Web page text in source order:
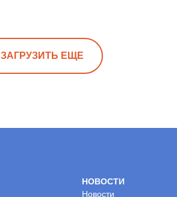
ЗАГРУЗИТЬ ЕЩЕ